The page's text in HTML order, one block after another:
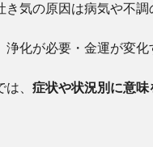
き気の原因は病気や不
浄化が必要・金運が変化
、 症状や状況別に意味